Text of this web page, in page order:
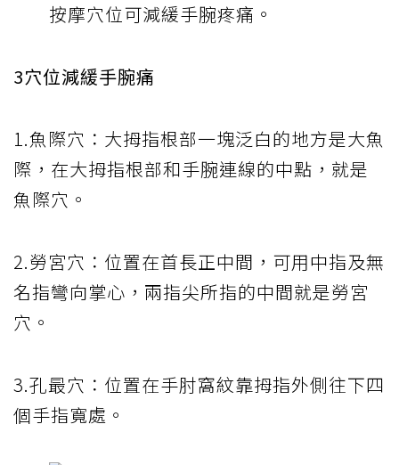
按摩穴位可減緩手腕疼痛。
3穴位減緩手腕痛
1.魚際穴：大拇指根部一塊泛白的地方是大魚
際，在大拇指根部和手腕連線的中點，就是
魚際穴。
2.勞宮穴：位置在首長正中間，可用中指及無
名指彎向掌心，兩指尖所指的中間就是勞宮
穴。
3.孔最穴：位置在手肘窩紋靠拇指外側往下四
個手指寬處。